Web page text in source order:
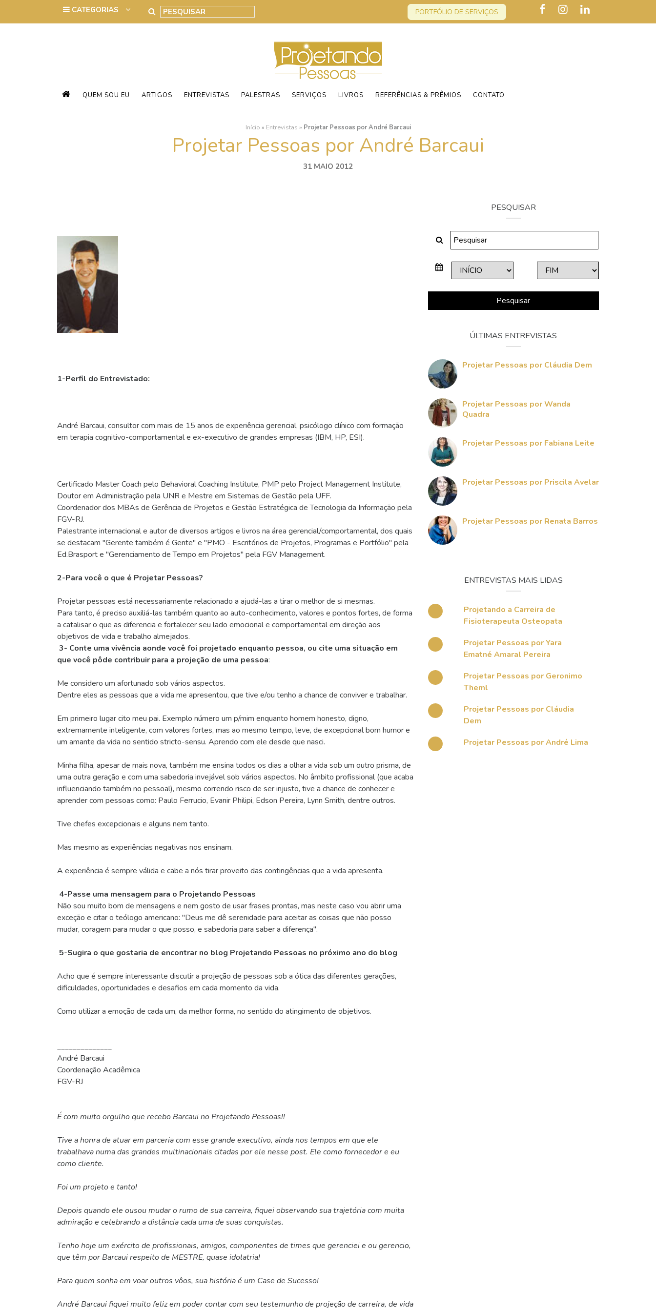
PORTFÓLIO DE SERVIÇOS
QUEM SOU EU ARTIGOS ENTREVISTAS PALESTRAS SERVIÇOS LIVROS REFERÊNCIAS & PRÊMIOS CONTATO
Início » Entrevistas » Projetar Pessoas por André Barcaui
Projetar Pessoas por André Barcaui
31 MAIO 2012
1-Perfil do Entrevistado:
André Barcaui, consultor com mais de 15 anos de experiência gerencial, psicólogo clínico com formação
em terapia cognitivo-comportamental e ex-executivo de grandes empresas (IBM, HP, ESI).
Certificado Master Coach pelo Behavioral Coaching Institute, PMP pelo Project Management Institute,
Doutor em Administração pela UNR e Mestre em Sistemas de Gestão pela UFF.
Coordenador dos MBAs de Gerência de Projetos e Gestão Estratégica de Tecnologia da Informação pela
FGV-RJ.
Palestrante internacional e autor de diversos artigos e livros na área gerencial/comportamental, dos quais
se destacam "Gerente também é Gente" e "PMO - Escritórios de Projetos, Programas e Portfólio" pela
Ed.Brasport e "Gerenciamento de Tempo em Projetos" pela FGV Management.
2-Para você o que é Projetar Pessoas?
Projetar pessoas está necessariamente relacionado a ajudá-las a tirar o melhor de si mesmas.
Para tanto, é preciso auxiliá-las também quanto ao auto-conhecimento, valores e pontos fortes, de forma
a catalisar o que as diferencia e fortalecer seu lado emocional e comportamental em direção aos
objetivos de vida e trabalho almejados.
3- Conte uma vivência aonde você foi projetado enquanto pessoa, ou cite uma situação em
que você pôde contribuir para a projeção de uma pessoa:
Me considero um afortunado sob vários aspectos.
Dentre eles as pessoas que a vida me apresentou, que tive e/ou tenho a chance de conviver e trabalhar.
Em primeiro lugar cito meu pai. Exemplo número um p/mim enquanto homem honesto, digno,
extremamente inteligente, com valores fortes, mas ao mesmo tempo, leve, de excepcional bom humor e
um amante da vida no sentido stricto-sensu. Aprendo com ele desde que nasci.
Minha filha, apesar de mais nova, também me ensina todos os dias a olhar a vida sob um outro prisma, de
uma outra geração e com uma sabedoria invejável sob vários aspectos. No âmbito profissional (que acaba
influenciando também no pessoal), mesmo correndo risco de ser injusto, tive a chance de conhecer e
aprender com pessoas como: Paulo Ferrucio, Evanir Philipi, Edson Pereira, Lynn Smith, dentre outros.
Tive chefes excepcionais e alguns nem tanto.
Mas mesmo as experiências negativas nos ensinam.
A experiência é sempre válida e cabe a nós tirar proveito das contingências que a vida apresenta.
4-Passe uma mensagem para o Projetando Pessoas
Não sou muito bom de mensagens e nem gosto de usar frases prontas, mas neste caso vou abrir uma
exceção e citar o teólogo americano: "Deus me dê serenidade para aceitar as coisas que não posso
mudar, coragem para mudar o que posso, e sabedoria para saber a diferença".
5-Sugira o que gostaria de encontrar no blog Projetando Pessoas no próximo ano do blog
Acho que é sempre interessante discutir a projeção de pessoas sob a ótica das diferentes gerações,
dificuldades, oportunidades e desafios em cada momento da vida.
Como utilizar a emoção de cada um, da melhor forma, no sentido do atingimento de objetivos.
______________
André Barcaui
Coordenação Acadêmica
FGV-RJ
É com muito orgulho que recebo Barcaui no Projetando Pessoas!!
Tive a honra de atuar em parceria com esse grande executivo, ainda nos tempos em que ele
trabalhava numa das grandes multinacionais citadas por ele nesse post. Ele como fornecedor e eu
como cliente.
Foi um projeto e tanto!
Depois quando ele ousou mudar o rumo de sua carreira, fiquei observando sua trajetória com muita
admiração e celebrando a distância cada uma de suas conquistas.
Tenho hoje um exército de profissionais, amigos, componentes de times que gerenciei e ou gerencio,
que têm por Barcaui respeito de MESTRE, quase idolatria!
Para quem sonha em voar outros vôos, sua história é um Case de Sucesso!
André Barcaui fiquei muito feliz em poder contar com seu testemunho de projeção de carreira, de vida
PESQUISAR
Pesquisar
ÚLTIMAS ENTREVISTAS
Projetar Pessoas por Cláudia Dem
Projetar Pessoas por Wanda
Quadra
Projetar Pessoas por Fabiana Leite
Projetar Pessoas por Priscila Avelar
Projetar Pessoas por Renata Barros
ENTREVISTAS MAIS LIDAS
Projetando a Carreira de
Fisioterapeuta Osteopata
Projetar Pessoas por Yara
Ematné Amaral Pereira
Projetar Pessoas por Geronimo
Theml
Projetar Pessoas por Cláudia
Dem
Projetar Pessoas por André Lima